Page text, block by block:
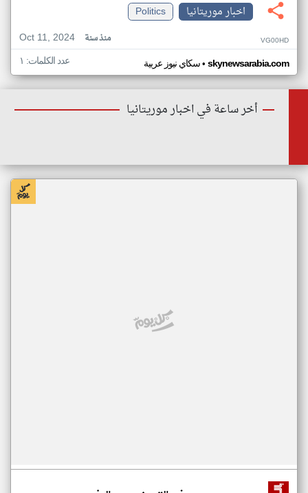
اخبار موريتانيا
Politics
Oct 11, 2024
منذ سنة VG00HD
سكاي نيوز عربية• skynewsarabia.com عدد الكلمات: ١
أخر ساعة في اخبار موريتانيا